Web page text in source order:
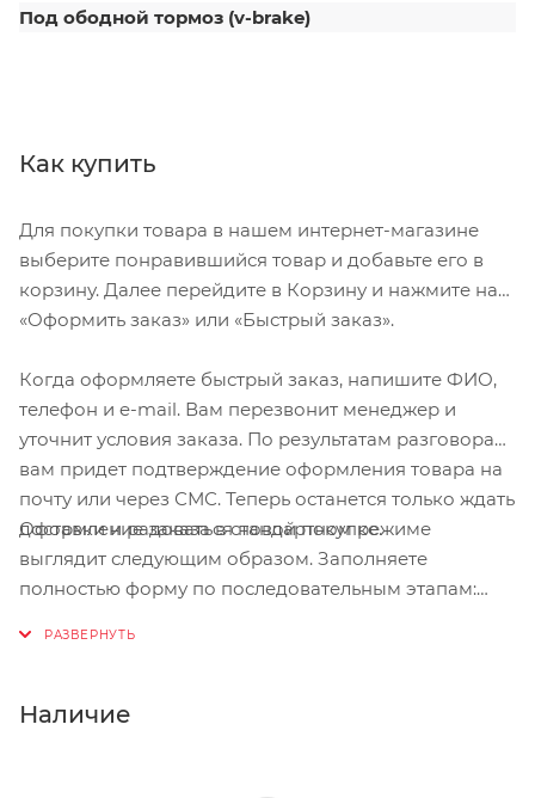
Под ободной тормоз (v-brake)
Как купить
Для покупки товара в нашем интернет-магазине
выберите понравившийся товар и добавьте его в
корзину. Далее перейдите в Корзину и нажмите на
«Оформить заказ» или «Быстрый заказ».
Когда оформляете быстрый заказ, напишите ФИО,
телефон и e-mail. Вам перезвонит менеджер и
уточнит условия заказа. По результатам разговора
вам придет подтверждение оформления товара на
почту или через СМС. Теперь останется только ждать
доставки и радоваться новой покупке.
Оформление заказа в стандартном режиме
выглядит следующим образом. Заполняете
полностью форму по последовательным этапам:
Нажмите кнопку «Оформить заказ».
Наличие